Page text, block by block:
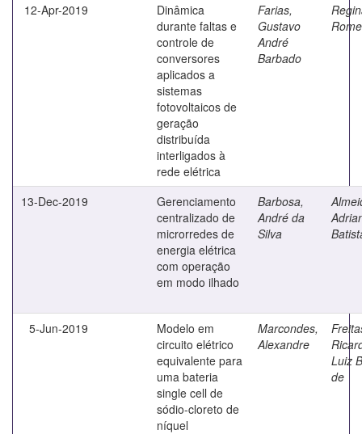
12-Apr-2019
Dinâmica
durante faltas e
controle de
conversores
aplicados a
sistemas
fotovoltaicos de
geração
distribuída
interligados à
rede elétrica
Farias,
Gustavo
André
Barbado
13-Dec-2019
Gerenciamento
centralizado de
microrredes de
energia elétrica
com operação
em modo ilhado
Barbosa,
André da
Silva
5-Jun-2019
Modelo em
circuito elétrico
equivalente para
uma bateria
single cell de
sódio-cloreto de
níquel
Marcondes,
Alexandre
Luiz
de